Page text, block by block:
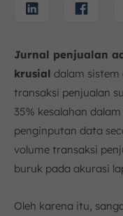
7. Hal yang Perlu
a. Ketelitian
b.
c.
8. Tantangan
Strategi
a. Human
b. Volume
d. Keamanan
Jurnal penjualan
krusial dalam
transaksi penjualan
35% kesalahan
penginputan data
volume transaksi
buruk pada akurasi
Oleh karena itu,